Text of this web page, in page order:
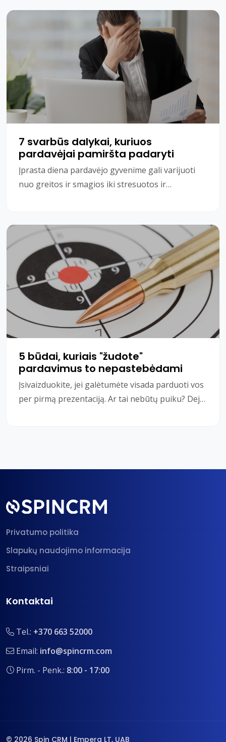
7 svarbūs dalykai, kuriuos
pardavėjai pamiršta padaryti
Įprasta diena pardavėjo gyvenime gali varijuoti
nuo greitos ir smagios iki stresuotos ir
5 būdai, kuriais "žudote"
pardavimus to nepastebėdami
Įsivaizduokite, jei galėtumėte visada parduoti vos
per pirmą prezentaciją. Ar tai nebūtų puiku? Deja,
Privatumo politika
Slapukų naudojimo informacija
Straipsniai
Kontaktai
Tel.: +370 663 52000
Email: info@spincrm.com
Pirm. - Penk.: 8:00 - 17:00
© 2026 Spin CRM | Empera LT, UAB